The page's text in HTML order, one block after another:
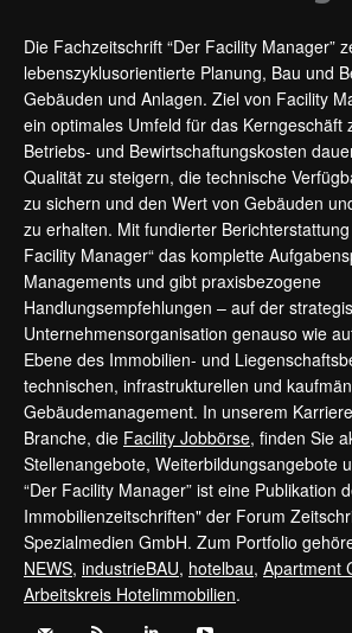
Die Fachzeitschrift “Der Facility Manager”
lebenszyklusorientierte Planung, Bau und
Gebäuden und Anlagen. Ziel von Facility
ein optimales Umfeld für das Kerngeschäft
Betriebs- und Bewirtschaftungskosten
Qualität zu steigern, die technische
zu sichern und den Wert von Gebäuden
zu erhalten. Mit fundierter
Facility Manager“ das komplette
Managements und gibt praxisbezogene
Handlungsempfehlungen – auf der
Unternehmensorganisation genauso wie
Ebene des Immobilien- und
technischen, infrastrukturellen und
Gebäudemanagement. In unserem
Branche, die Facility Jobbörse, finden Sie
Stellenangebote, Weiterbildungsangebote
“Der Facility Manager” ist eine Publikation
Immobilienzeitschriften" der Forum
Spezialmedien GmbH. Zum Portfolio
NEWS, industrieBAU, hotelbau, Apartment
Arbeitskreis Hotelimmobilien.